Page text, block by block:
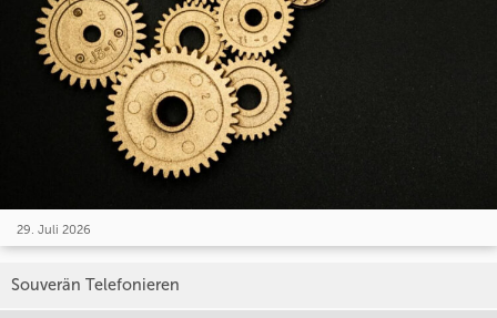
29. Juli 2026
Souverän Telefonieren